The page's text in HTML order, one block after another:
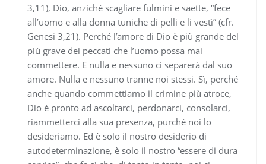
3,11), Dio, anziché scagliare fulmini e saette, “fece
all’uomo e alla donna tuniche di pelli e li vestì” (cfr.
Genesi 3,21). Perché l’amore di Dio è più grande del
più grave dei peccati che l’uomo possa mai
commettere. E nulla e nessuno ci separerà dal suo
amore. Nulla e nessuno tranne noi stessi. Sì, perché
anche quando commettiamo il crimine più atroce,
Dio è pronto ad ascoltarci, perdonarci, consolarci,
riammetterci alla sua presenza, purché noi lo
desideriamo. Ed è solo il nostro desiderio di
autodeterminazione, è solo il nostro “essere di dura